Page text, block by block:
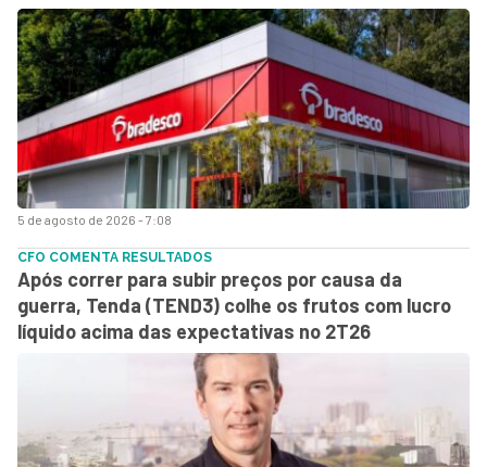
5 de agosto de 2026 - 7:08
CFO COMENTA RESULTADOS
Após correr para subir preços por causa da
guerra, Tenda (TEND3) colhe os frutos com lucro
líquido acima das expectativas no 2T26